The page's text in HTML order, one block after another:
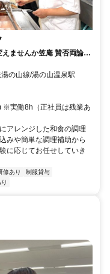
ませんか笠庵 賛否両論で
の山線/湯の山温泉駅
※実働8h（正社員は残業あ
アレンジした和食の調理
みや簡単な調理補助から
に応じてお任せしていき
修あり
制服貸与